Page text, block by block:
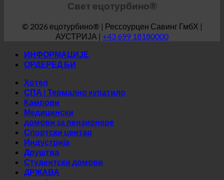
Свет ецотурбино®
© 2026 ецотурбино® | Рессоурцен Савинг ГмбХ |
АУСТРИЈА | +43 699 18180000
ИНФОРМАЦИЈЕ
ОРДЕРЕД БИ
Хотел
СПА | Термално купатило
Кампови
Медицински
домови за пензионере
Спортски центар
Индустрија
Друштва
Студентски домови
ДРЖАВА